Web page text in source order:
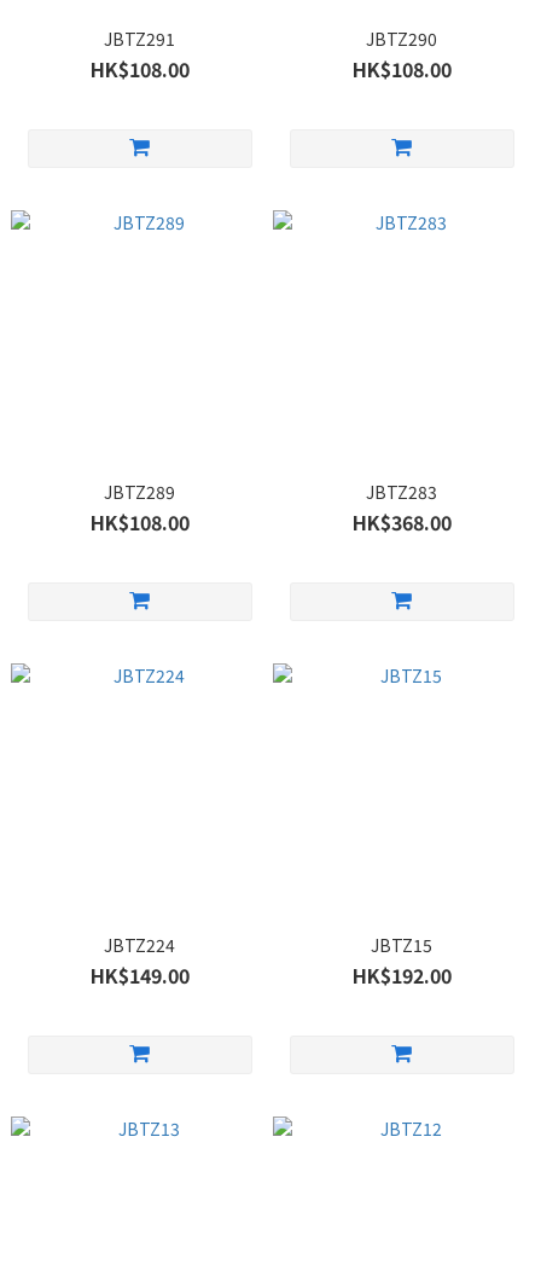
JBTZ291
HK$108.00
JBTZ290
HK$108.00
JBTZ289
HK$108.00
JBTZ283
HK$368.00
JBTZ224
HK$149.00
JBTZ15
HK$192.00